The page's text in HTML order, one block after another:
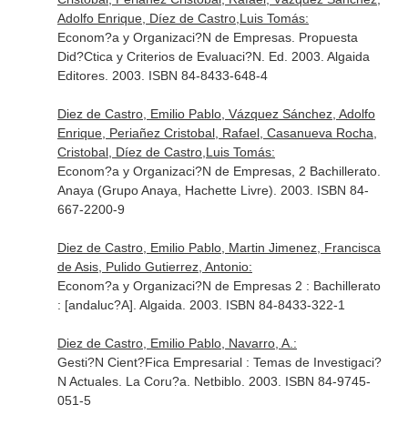
Adolfo Enrique, Díez de Castro,Luis Tomás:
Econom?a y Organizaci?N de Empresas. Propuesta
Did?Ctica y Criterios de Evaluaci?N. Ed. 2003. Algaida
Editores. 2003. ISBN 84-8433-648-4
Diez de Castro, Emilio Pablo, Vázquez Sánchez, Adolfo
Enrique, Periañez Cristobal, Rafael, Casanueva Rocha,
Cristobal, Díez de Castro,Luis Tomás:
Econom?a y Organizaci?N de Empresas, 2 Bachillerato.
Anaya (Grupo Anaya, Hachette Livre). 2003. ISBN 84-
667-2200-9
Diez de Castro, Emilio Pablo, Martin Jimenez, Francisca
de Asis, Pulido Gutierrez, Antonio:
Econom?a y Organizaci?N de Empresas 2 : Bachillerato
: [andaluc?A]. Algaida. 2003. ISBN 84-8433-322-1
Diez de Castro, Emilio Pablo, Navarro, A.:
Gesti?N Cient?Fica Empresarial : Temas de Investigaci?
N Actuales. La Coru?a. Netbiblo. 2003. ISBN 84-9745-
051-5